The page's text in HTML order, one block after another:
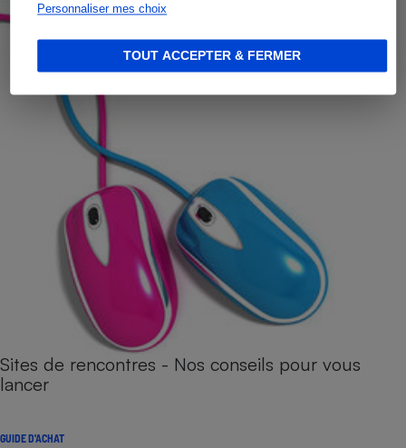
Personnaliser mes choix
TOUT ACCEPTER & FERMER
Sites de rencontres - Nos conseils pour vous
lancer
GUIDE D'ACHAT